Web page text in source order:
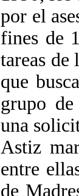
por el
fines de
tareas
que
grupo de
una
Astiz
entre
de